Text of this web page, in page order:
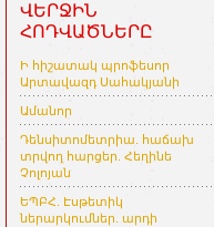
ՎԵՐՋԻՆ
ՀՈԴՎԱԾՆԵՐԸ
Ի հիշատակ պրոֆեսոր
Արտավազդ Սահակյանի
Ամանոր
Դենսիտոմետրիա. հաճախ
տրվող հարցեր. Հեղինե
Չոլոյան
ԵՊԲՀ. Էսթետիկ
ներարկումներ. արդի